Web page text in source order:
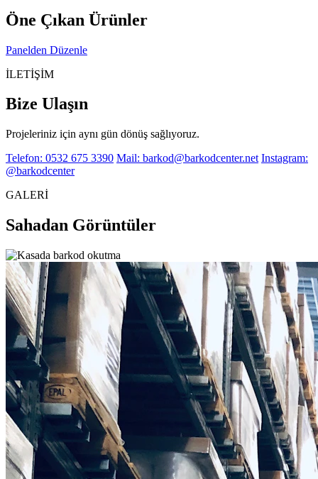
Öne Çıkan Ürünler
Panelden Düzenle
İLETİŞİM
Bize Ulaşın
Projeleriniz için aynı gün dönüş sağlıyoruz.
Telefon: 0532 675 3390 Mail: barkod@barkodcenter.net Instagram:
@barkodcenter
GALERİ
Sahadan Görüntüler